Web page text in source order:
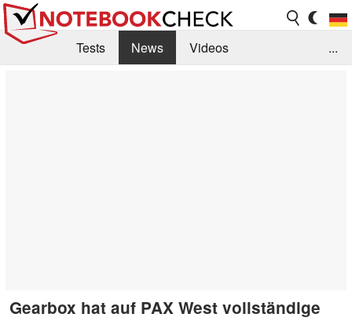
Tests News
Videos
...
Gearbox hat auf PAX West vollständige